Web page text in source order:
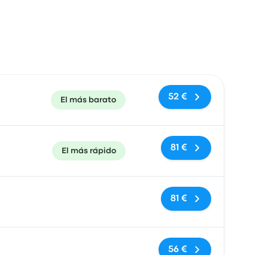
El más barato 52 €
El más rápido 81 €
Sin etiquetas
81 €
Sin etiquetas
56 €